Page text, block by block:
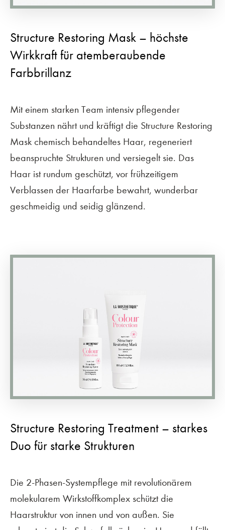
Structure Restoring Mask – höchste
Wirkkraft für atemberaubende
Farbbrillanz
Mit einem starken Team intensiv pflegender
Substanzen nährt und kräftigt die Structure Restoring
Mask chemisch behandeltes Haar, regeneriert
beanspruchte Strukturen und versiegelt sie. Das
Haar ist rundum geschützt, vor frühzeitigem
Verblassen der Haarfarbe bewahrt, wunderbar
geschmeidig und seidig glänzend.
Structure Restoring Treatment – starkes
Duo für starke Strukturen
Die 2-Phasen-Systempflege mit revolutionärem
molekularem Wirkstoffkomplex schützt die
Haarstruktur von innen und von außen. Sie